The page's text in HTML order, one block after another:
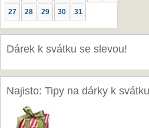
27 28 29 30 31
Dárek k svátku se slevou!
Najisto: Tipy na dárky k svátku